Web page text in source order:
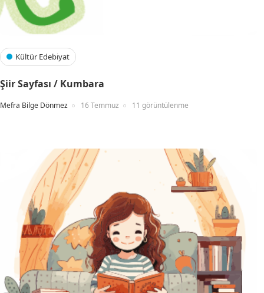
Kültür Edebiyat
Şiir Sayfası / Kumbara
Mefra Bilge Dönmez 16 Temmuz 11 görüntülenme